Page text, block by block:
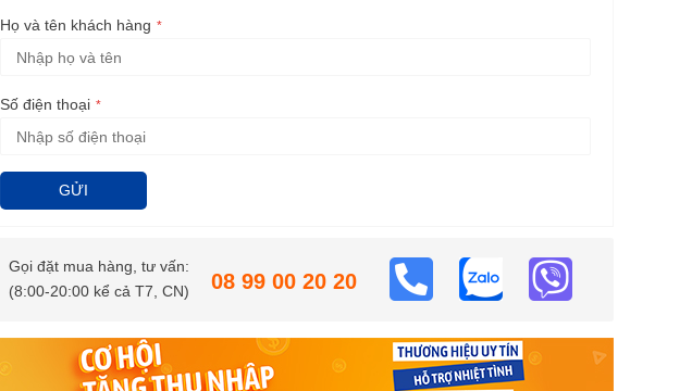
Họ và tên khách hàng
Số điện thoại
GỬI
Gọi đặt mua hàng, tư vấn:
(8:00-20:00 kể cả T7, CN)
08 99 00 20 20